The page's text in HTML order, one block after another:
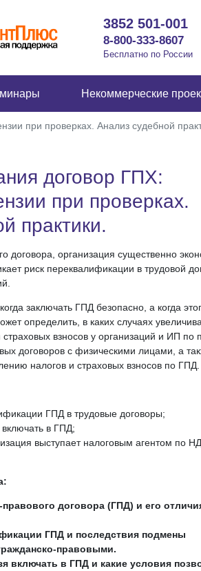
3852 501-001
8-800-333-8607
Бесплатно по России
Некоммерческие
при проверках. Анализ судебной
договор ГПХ:
при проверках.
практики.
договора, организация существенно
риск переквалификации в трудовой
заключать ГПД безопасно, а когда
определить, в каких случаях
взносов у организаций и ИП по
договоров с физическими лицами, а
налогов и страховых взносов по ГПД.
ГПД в трудовые договоры;
включать в ГПД;
выступает налоговым агентом по
правового договора (ГПД) и его
ГПД и последствия подмены
правовыми.
включать в ГПД и какие условия